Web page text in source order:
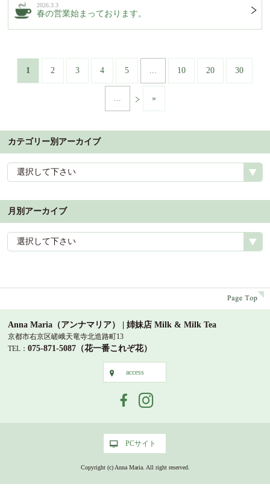
2026.3.3
春の営業始まっております。
1 2 3 4 5 ... 10 20 30
... »
カテゴリー別アーカイブ
選択して下さい
月別アーカイブ
選択して下さい
Anna Maria（アンナマリア） | 姉妹店 Milk & Milk Tea
京都市右京区嵯峨天竜寺北造路町13
TEL：075-871-5087（花一番これぞ花）
access
PCサイト
PCサイト
Copyright (c) Anna Maria. All right reserved.